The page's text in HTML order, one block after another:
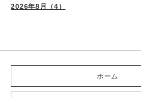
2026年8月（4）
ホーム